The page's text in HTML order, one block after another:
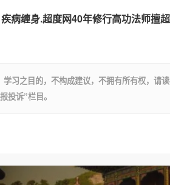
缠身.超度网40年修行高功法师擅
习之目的，不构成建议，不拥有所有权，请
投诉”栏目。